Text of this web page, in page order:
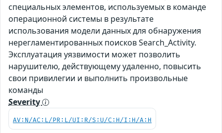
специальных элементов, используемых в команде
операционной системы в результате
использования модели данных для обнаружения
нерегламентированных поисков Search_Activity.
Эксплуатация уязвимости может позволить
нарушителю, действующему удаленно, повысить
свои привилегии и выполнить произвольные
команды
Severity
AV:N/AC:L/PR:L/UI:R/S:U/C:H/I:H/A:H